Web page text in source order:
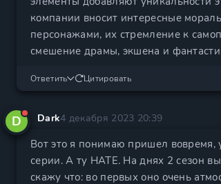
компании вносит интересные
персонажами, их стремление к
смешение драмы, экшена и
Ответить Цитировать
D Dark4 декабря 2023 20:39
Вот это я понимаю пришел вовремя,
серии. А ту НАТЕ. На днях 2 сезон
скажу что: во первых оно очень